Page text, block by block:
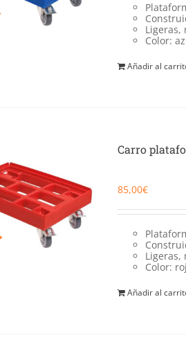
Ligeras,
Color:
Añadir al
Carro
85,00€
Ligeras,
Color:
Añadir al